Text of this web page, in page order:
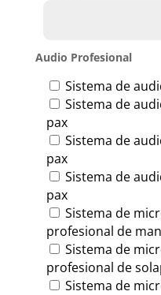
Audio Profesional
Sistema de
Sistema de
pax
Sistema de
pax
Sistema de
pax
Sistema de
profesional de
Sistema de
profesional de
Sistema de